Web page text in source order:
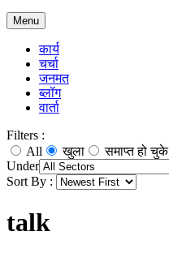
Menu
कार्य
चर्चा
जनमत
ब्लॉग
वार्ता
Filters :
All
खुला
समाप्त हो चुके
Under
Sort By :
talk